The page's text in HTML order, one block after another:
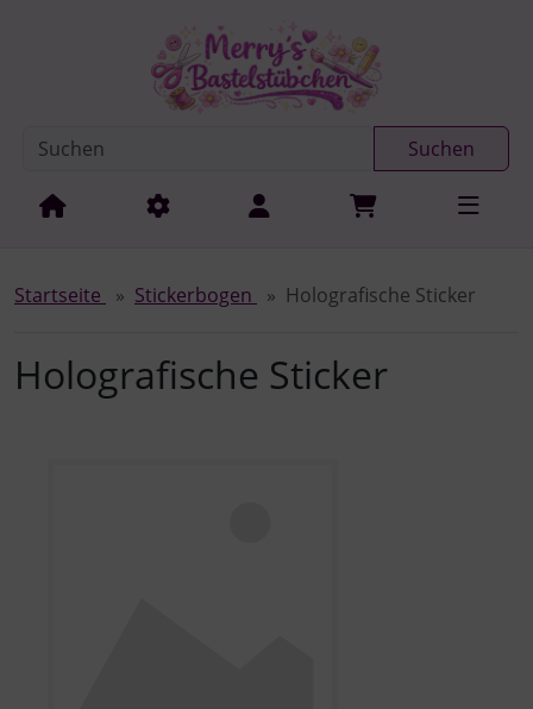
Springe zur Navigation
Suchen
Startseite Stickerbogen Holografische Sticker
Holografische Sticker